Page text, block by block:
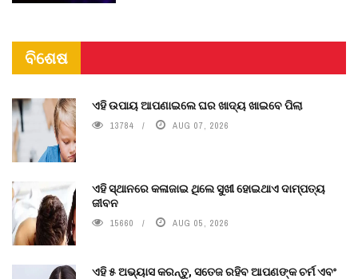
ବିଶେଷ
ଏହି ଉପାୟ ଆପଣାଇଲେ ଘର ଖାଦ୍ୟ ଖାଇବେ ପିଲା
13784 AUG 07, 2026
ଏହି ସ୍ଥାନରେ କଳାଜାଇ ଥିଲେ ସୁଖୀ ହୋଇଥାଏ ଦାମ୍ପତ୍ୟ
ଜୀବନ
15660 AUG 05, 2026
ଏହି ୫ ଅଭ୍ୟାସ କରନ୍ତୁ, ସତେଜ ରହିବ ଆପଣଙ୍କ ଚର୍ମ ଏବଂ